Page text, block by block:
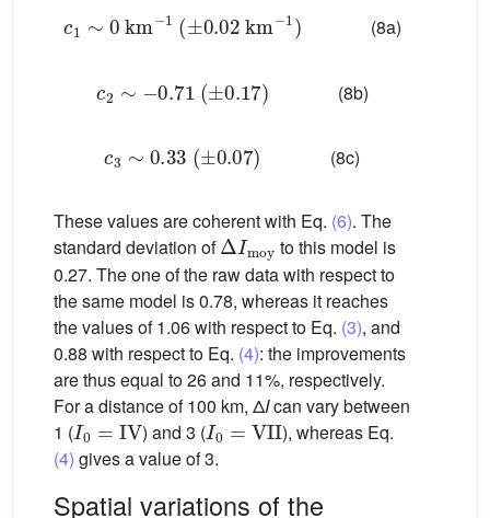
c 0km−1 (± 0.02km−1) (8a)
c 2∼ 0.71 (±0.17) (8b)
c 3∼ 0.33 (±0.07) (8c)
These values are coherent with Eq. (6). The
standard deviation of
ΔImoy
to this model is
0.27. The one of the raw data with respect to
the same model is 0.78, whereas it reaches
the values of 1.06 with respect to Eq. (3), and
0.88 with respect to Eq. (4): the improvements
are thus equal to 26 and 11%, respectively.
For a distance of 100 km, ΔIcan vary between
1 (
I 0=IV
) and 3 (
I0=VII
), whereas Eq.
(4) gives a value of 3.
Spatial variations of the